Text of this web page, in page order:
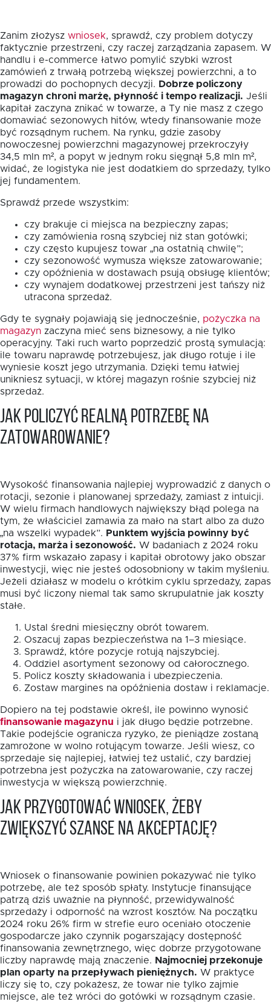
Zanim złożysz wniosek, sprawdź, czy problem dotyczy
faktycznie przestrzeni, czy raczej zarządzania zapasem. W
handlu i e-commerce łatwo pomylić szybki wzrost
zamówień z trwałą potrzebą większej powierzchni, a to
prowadzi do pochopnych decyzji. Dobrze policzony
magazyn chroni marżę, płynność i tempo realizacji. Jeśli
kapitał zaczyna znikać w towarze, a Ty nie masz z czego
domawiać sezonowych hitów, wtedy finansowanie może
być rozsądnym ruchem. Na rynku, gdzie zasoby
nowoczesnej powierzchni magazynowej przekroczyły
34,5 mln m², a popyt w jednym roku sięgnął 5,8 mln m²,
widać, że logistyka nie jest dodatkiem do sprzedaży, tylko
jej fundamentem.
Sprawdź przede wszystkim:
czy brakuje ci miejsca na bezpieczny zapas;
czy zamówienia rosną szybciej niż stan gotówki;
czy często kupujesz towar „na ostatnią chwilę”;
czy sezonowość wymusza większe zatowarowanie;
czy opóźnienia w dostawach psują obsługę klientów;
czy wynajem dodatkowej przestrzeni jest tańszy niż
utracona sprzedaż.
Gdy te sygnały pojawiają się jednocześnie, pożyczka na
magazyn zaczyna mieć sens biznesowy, a nie tylko
operacyjny. Taki ruch warto poprzedzić prostą symulacją:
ile towaru naprawdę potrzebujesz, jak długo rotuje i ile
wyniesie koszt jego utrzymania. Dzięki temu łatwiej
unikniesz sytuacji, w której magazyn rośnie szybciej niż
sprzedaż.
Jak policzyć realną potrzebę na
zatowarowanie?
Wysokość finansowania najlepiej wyprowadzić z danych o
rotacji, sezonie i planowanej sprzedaży, zamiast z intuicji.
W wielu firmach handlowych największy błąd polega na
tym, że właściciel zamawia za mało na start albo za dużo
„na wszelki wypadek”. Punktem wyjścia powinny być
rotacja, marża i sezonowość. W badaniach z 2024 roku
37% firm wskazało zapasy i kapitał obrotowy jako obszar
inwestycji, więc nie jesteś odosobniony w takim myśleniu.
Jeżeli działasz w modelu o krótkim cyklu sprzedaży, zapas
musi być liczony niemal tak samo skrupulatnie jak koszty
stałe.
Ustal średni miesięczny obrót towarem.
Oszacuj zapas bezpieczeństwa na 1–3 miesiące.
Sprawdź, które pozycje rotują najszybciej.
Oddziel asortyment sezonowy od całorocznego.
Policz koszty składowania i ubezpieczenia.
Zostaw margines na opóźnienia dostaw i reklamacje.
Dopiero na tej podstawie określ, ile powinno wynosić
finansowanie magazynu i jak długo będzie potrzebne.
Takie podejście ogranicza ryzyko, że pieniądze zostaną
zamrożone w wolno rotującym towarze. Jeśli wiesz, co
sprzedaje się najlepiej, łatwiej też ustalić, czy bardziej
potrzebna jest pożyczka na zatowarowanie, czy raczej
inwestycja w większą powierzchnię.
Jak przygotować wniosek, żeby
zwiększyć szanse na akceptację?
Wniosek o finansowanie powinien pokazywać nie tylko
potrzebę, ale też sposób spłaty. Instytucje finansujące
patrzą dziś uważnie na płynność, przewidywalność
sprzedaży i odporność na wzrost kosztów. Na początku
2024 roku 26% firm w strefie euro oceniało otoczenie
gospodarcze jako czynnik pogarszający dostępność
finansowania zewnętrznego, więc dobrze przygotowane
liczby naprawdę mają znaczenie. Najmocniej przekonuje
plan oparty na przepływach pieniężnych. W praktyce
liczy się to, czy pokażesz, że towar nie tylko zajmie
miejsce, ale też wróci do gotówki w rozsądnym czasie.